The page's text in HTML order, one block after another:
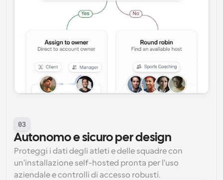
03
Autonomo e sicuro per design
Proteggi i dati degli atleti e delle squadre con
un'installazione self-hosted pronta per l'uso
aziendale e controlli di accesso robusti.